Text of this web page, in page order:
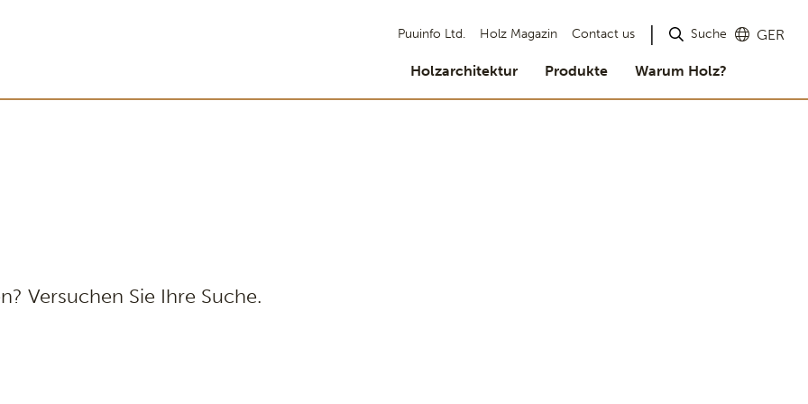
Puuinfo Ltd. Holz Magazin Contact us Suche GER
Holzarchitektur Produkte Warum Holz?
Versuchen Sie Ihre Suche.